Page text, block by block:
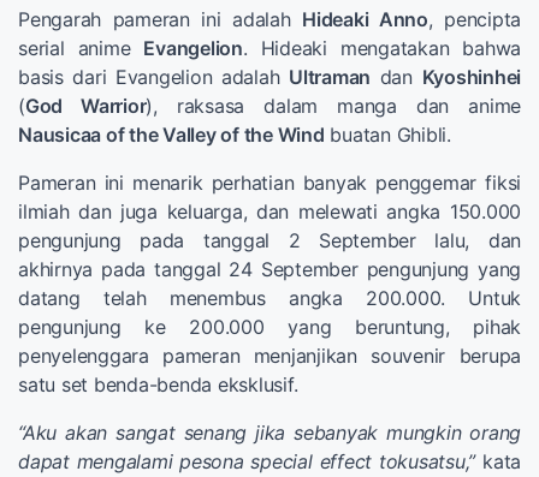
Pengarah pameran ini adalah Hideaki Anno, pencipta
serial anime Evangelion. Hideaki mengatakan bahwa
basis dari Evangelion adalah Ultraman dan Kyoshinhei
(God Warrior), raksasa dalam manga dan anime
Nausicaa of the Valley of the Wind buatan Ghibli.
Pameran ini menarik perhatian banyak penggemar fiksi
ilmiah dan juga keluarga, dan melewati angka 150.000
pengunjung pada tanggal 2 September lalu, dan
akhirnya pada tanggal 24 September pengunjung yang
datang telah menembus angka 200.000. Untuk
pengunjung ke 200.000 yang beruntung, pihak
penyelenggara pameran menjanjikan souvenir berupa
satu set benda-benda eksklusif.
“Aku akan sangat senang jika sebanyak mungkin orang
dapat mengalami pesona special effect tokusatsu,”kata